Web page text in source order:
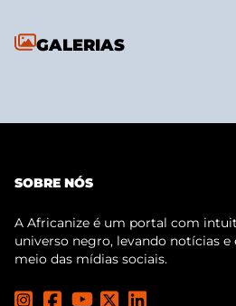
GALERIAS
SOBRE NÓS
A Africanize é um portal com
universo negro, levando notícias
meio das mídias sociais.